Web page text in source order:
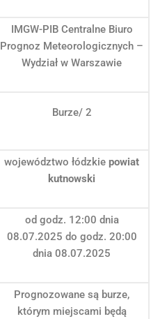
IMGW-PIB Centralne Biuro
Prognoz Meteorologicznych –
Wydział w Warszawie
Burze/ 2
województwo łódzkie powiat
kutnowski
od godz. 12:00 dnia
08.07.2025 do godz. 20:00
dnia 08.07.2025
Prognozowane są burze,
którym miejscami będą